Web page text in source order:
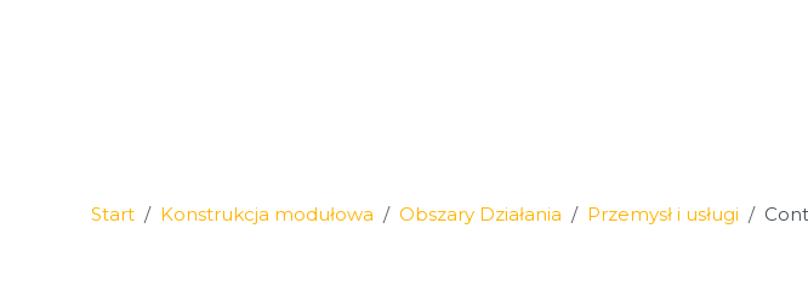
Start Konstrukcja modułowa Obszary Działania Przemysł i usługi